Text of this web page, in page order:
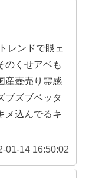
レンドで眼ェ
のくせアベも
産壺売り霊感
ブズブベッタ
メ込んでるキ
01-14 16:50:02